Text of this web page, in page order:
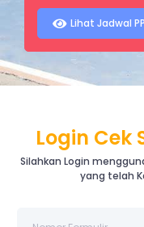
Lihat Jadwal
Login Cek
Silahkan Login
yang telah